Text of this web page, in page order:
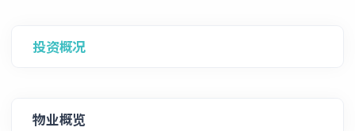
投资概况
物业概览